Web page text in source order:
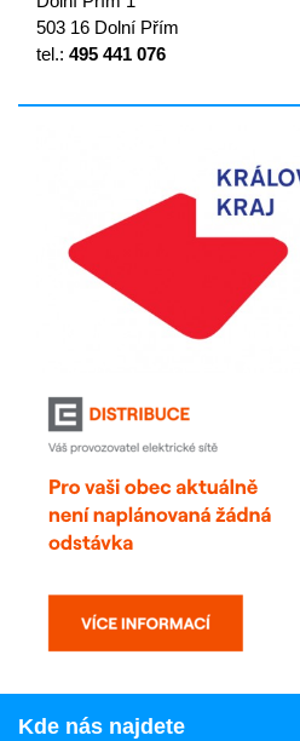
503 16 Dolní Přím
tel.: 495 441 076
Kde nás najdete